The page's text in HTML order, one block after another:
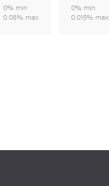
0% min
0.08% max
0% min
0.015% max